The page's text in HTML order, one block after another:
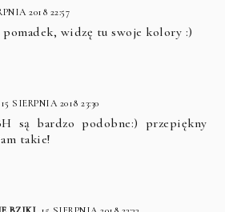
2018 22:57
widzę tu swoje kolory :)
15 SIERPNIA 2018 23:30
są bardzo podobne:) przepiękny
takie!